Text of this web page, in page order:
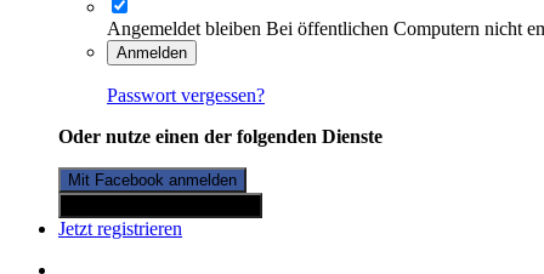
Angemeldet bleiben Bei öffentlichen Computern nicht
Anmelden
Passwort vergessen?
Oder nutze einen der folgenden Dienste
Mit Facebook anmelden
Jetzt registrieren